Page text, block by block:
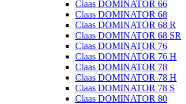
Claas DOMINATOR 66
Claas DOMINATOR 68
Claas DOMINATOR 68 R
Claas DOMINATOR 68 SR
Claas DOMINATOR 76
Claas DOMINATOR 76 H
Claas DOMINATOR 78
Claas DOMINATOR 78 H
Claas DOMINATOR 78 S
Claas DOMINATOR 80